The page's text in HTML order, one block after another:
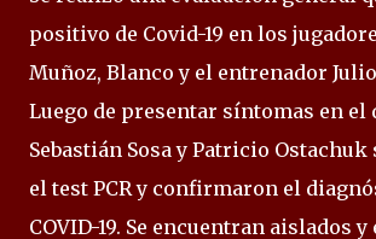
positivo de Covid-19 en los
Muñoz, Blanco y el entrenador
Luego de presentar síntomas en el
Sebastián Sosa y Patricio
el test PCR y confirmaron el
COVID-19. Se encuentran aislados y